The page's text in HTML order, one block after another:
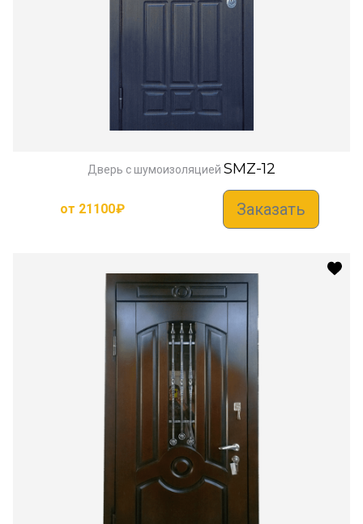
Дверь с шумоизоляцией SMZ-12
от 21100₽ Заказать